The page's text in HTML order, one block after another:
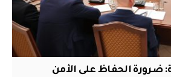
ضرورة الحفاظ على الأمن